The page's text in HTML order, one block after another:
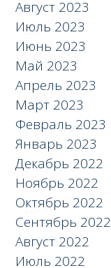
Август 2023
Июль 2023
Июнь 2023
Май 2023
Апрель 2023
Март 2023
Февраль 2023
Январь 2023
Декабрь 2022
Ноябрь 2022
Октябрь 2022
Сентябрь 2022
Август 2022
Июль 2022